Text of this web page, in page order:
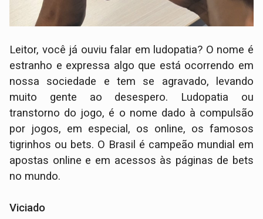
Leitor, você já ouviu falar em ludopatia? O nome é
estranho e expressa algo que está ocorrendo em
nossa sociedade e tem se agravado, levando
muito gente ao desespero. Ludopatia ou
transtorno do jogo, é o nome dado à compulsão
por jogos, em especial, os online, os famosos
tigrinhos ou bets. O Brasil é campeão mundial em
apostas online e em acessos às páginas de bets
no mundo.
Viciado